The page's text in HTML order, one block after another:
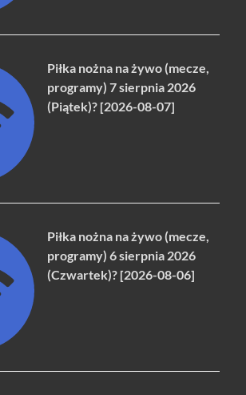
Piłka nożna na żywo (mecze,
programy) 7 sierpnia 2026
(Piątek)? [2026-08-07]
Piłka nożna na żywo (mecze,
programy) 6 sierpnia 2026
(Czwartek)? [2026-08-06]